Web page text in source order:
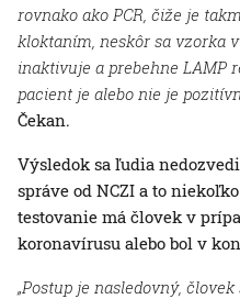
rovnako ako PCR, čiže je
kloktaním, neskôr sa vzorka
inaktivuje a prebehne LAMP
pacient je alebo nie je
Čekan.
Výsledok sa ľudia
správe od NCZI a to
testovanie má človek v
koronavírusu alebo bol v
„Postup je nasledovný,